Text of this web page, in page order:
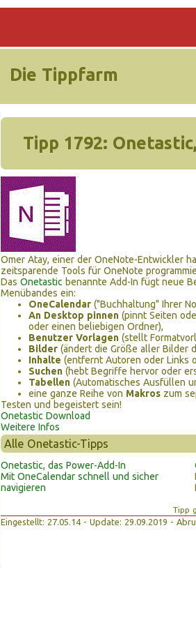
Die Tippfarm
Tipp 1792:
Omer Atay, einer der OneNote-Entwickler
zeitsparende Tools für OneNote
Das Onetastic benannte Add-In fügt neue
Menübandes ein:
OneCalendar ("Buchhaltung" Ihrer
An Desktop pinnen (pinnt Seiten
oder einen beliebigen Ordner),
Benutzer Vorlagen (stellt
Bilder (ändert die Größe aller Bilder
Inhalte (entfernt Autoren oder Links
Suchen (hebt Begriffe hervor oder
Tabellen (Automatisches Ausfüllen
eine ganze Reihe von Makros zum
Testen und begeistert sein!
Onetastic Download
Weitere Infos
Alle Onetastic-Tipps
Onetastic, das Power-Add-In
Mit OneCalendar schnell und sicher
navigieren
Tipp
Eingestellt: 27.05.14 - Update: 29.09.2019 -